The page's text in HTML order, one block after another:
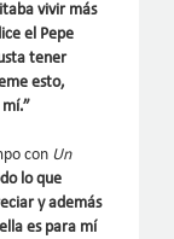
vivir más
el Pepe
tener
esto,
con Un
lo que
y además
es para mí